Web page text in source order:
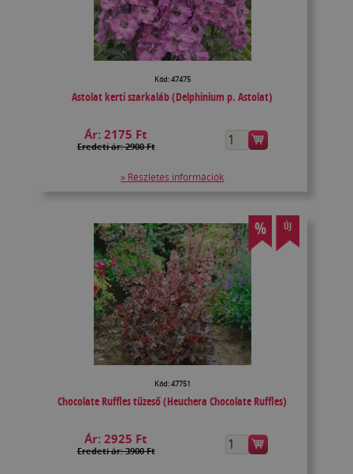
Kód: 47475
Astolat kerti szarkaláb (Delphinium p. Astolat)
Ár:2175 Ft
Eredeti ár: 2900 Ft
» Részletes információk
% ÚJ
Kód: 47751
Chocolate Ruffles tűzeső (Heuchera Chocolate Ruffles)
Ár:2925 Ft
Eredeti ár: 3900 Ft